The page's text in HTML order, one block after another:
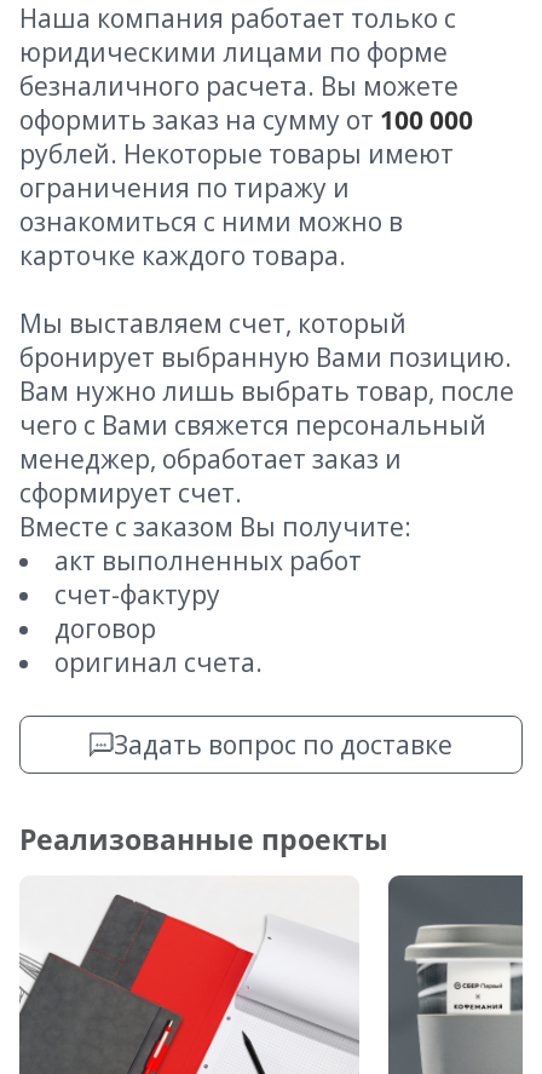
Наша компания работает только с
юридическими лицами по форме
безналичного расчета. Вы можете
оформить заказ на сумму от 100 000
рублей. Некоторые товары имеют
ограничения по тиражу и
ознакомиться с ними можно в
карточке каждого товара.
Мы выставляем счет, который
бронирует выбранную Вами позицию.
Вам нужно лишь выбрать товар, после
чего с Вами свяжется персональный
менеджер, обработает заказ и
сформирует счет.
Вместе с заказом Вы получите:
акт выполненных работ
счет-фактуру
договор
оригинал счета.
Задать вопрос по доставке
Реализованные проекты